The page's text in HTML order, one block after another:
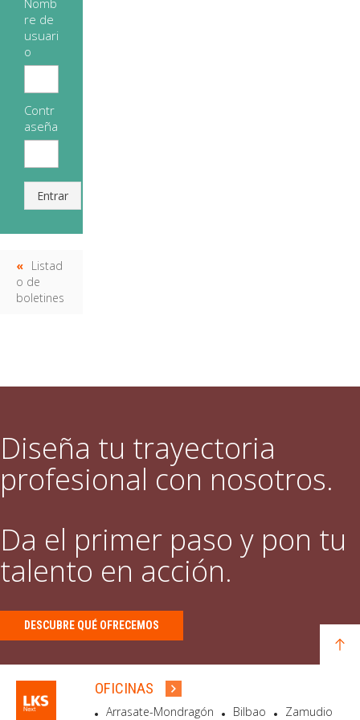
Nomb
re de
usuari
o
Contr
aseña
Entrar
Listad
o de
boletines
Diseña tu trayectoria
profesional con nosotros.
Da el primer paso y pon tu
talento en acción.
DESCUBRE QUÉ OFRECEMOS
OFICINAS
Arrasate-Mondragón Bilbao Zamudio